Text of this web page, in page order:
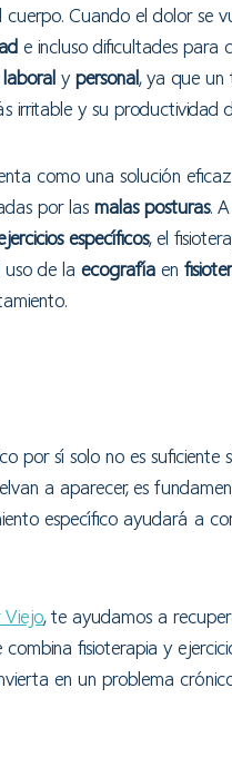
cuerpo. Cuando el dolor se
e incluso dificultades para
y personal, ya que un
irritable y su productividad
como una solución
por las malas posturas.
específicos, el
uso de la ecografía en
por sí solo no es
a aparecer, es
específico ayudará a
Viejo, te ayudamos a
fisioterapia y
en un problema